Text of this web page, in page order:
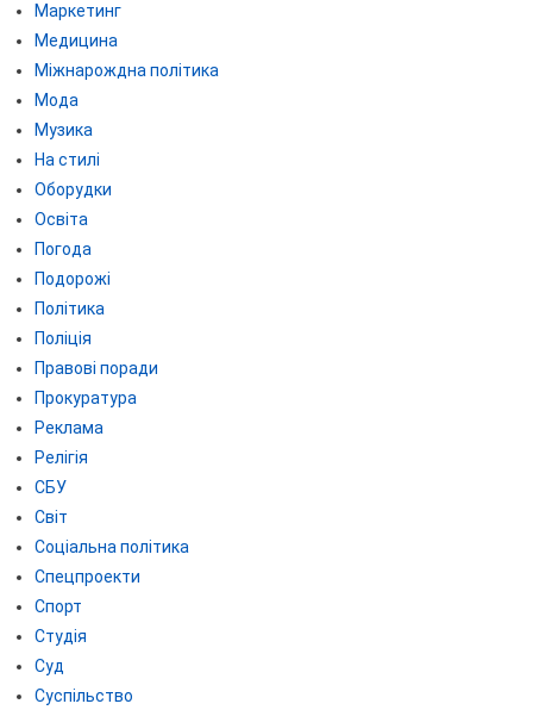
Маркетинг
Медицина
Міжнарождна політика
Мода
Музика
На стилі
Оборудки
Освіта
Погода
Подорожі
Політика
Поліція
Правові поради
Прокуратура
Реклама
Релігія
СБУ
Світ
Соціальна політика
Спецпроекти
Спорт
Студія
Суд
Суспільство